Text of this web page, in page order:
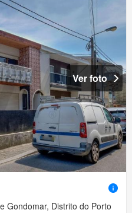
Ver foto
Gondomar, Distrito do Porto